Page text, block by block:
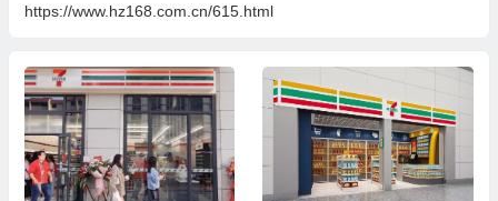
https://www.hz168.com.cn/615.html